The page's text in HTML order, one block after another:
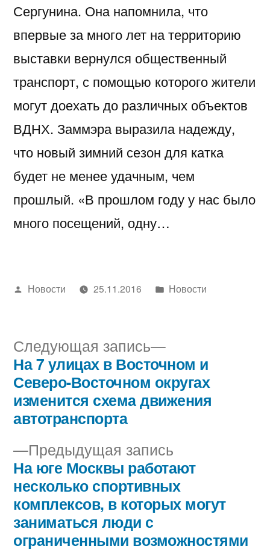
Сергунина. Она напомнила, что
впервые за много лет на территорию
выставки вернулся общественный
транспорт, с помощью которого жители
могут доехать до различных объектов
ВДНХ. Заммэра выразила надежду,
что новый зимний сезон для катка
будет не менее удачным, чем
прошлый. «В прошлом году у нас было
много посещений, одну…
Написано
Новости 25.11.2016
Написано
Новости
Навигация
по
записям
Предыдущая запись
запись:
На юге Москвы работают
несколько спортивных
комплексов, в которых могут
заниматься люди с
ограниченными возможностями
Следующая запись
Следующая
запись:
На 7 улицах в Восточном и
Северо-Восточном округах
изменится схема движения
автотранспорта